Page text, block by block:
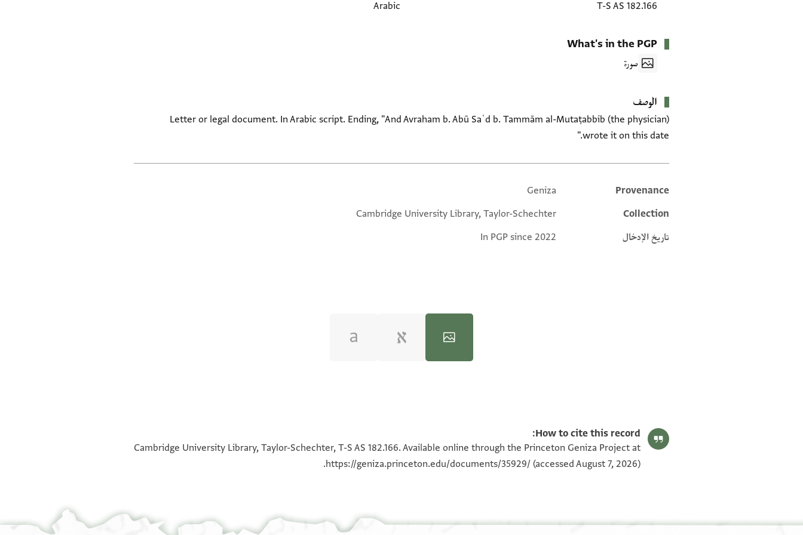
T-S AS 182.166
Arabic
What's in the PGP
صورة
الوصف
Letter or legal document. In Arabic script. Ending, "And Avraham b. Abū Saʿd b. Tammām al-Mutaṭabbib (the physician)
wrote it on this date."
Additional metadata
Provenance
Geniza
Collection
Cambridge University Library, Taylor-Schechter
تاريخ الإدخال
In PGP since 2022
100%
100%
How to cite this record:
Cambridge University Library, Taylor-Schechter, T-S AS 182.166. Available online through the Princeton Geniza Project at
https://geniza.princeton.edu/documents/35929/ (accessed August 7, 2026).